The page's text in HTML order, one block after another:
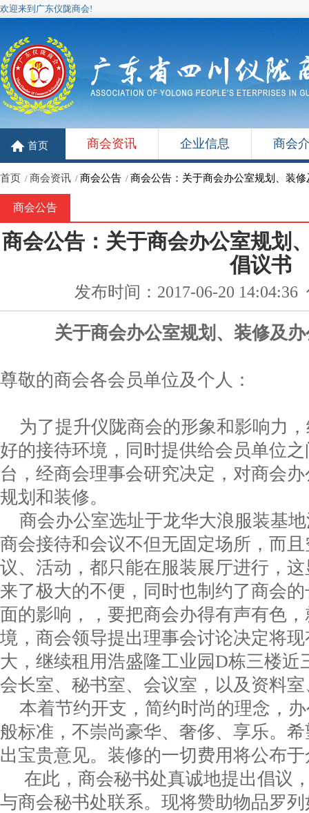
欢迎来到广东仪陇商会!
首页 商会资讯 企业信息 商会
首页 / 商会资讯 / 商会公告 / 商会公告：关于商会办公室规划、装
商会公告
商会公告：关于商会办公室规划
倡议书
发布时间：2017-06-20
关于商会办公室规划 、 装修及
尊敬的商会各会员单位及个人：
为了提升仪陇商会的形象和影响力
好的接待环境，同时提供给会员单位
台，经商会理事会研究决定，对商会
规划和装修。
商会办公室选址于龙华大浪服装基
商会接待和会议不但无固定场所，而
议、活动，都只能在服装展厅进行，
来了极大的不便，同时也制约了商会
面的影响，，要把商会办得有声有色
境，商会领导提出理事会讨论决定将
大，继续租用浩盛隆工业园D栋三楼近
会长室、秘书室、会议室，以及资料
本着节约开支，简约时尚的理念，
般标准，不崇尚豪华、奢侈、享乐。
出宝贵意见。装修的一切费用将公布
在此，商会秘书处真诚地提出倡议
与商会秘书处联系。现将赞助物品罗